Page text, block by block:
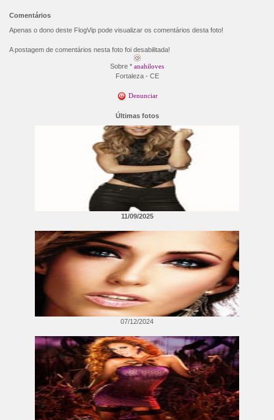
Comentários
Apenas o dono deste FlogVip pode visualizar os comentários desta foto!
A postagem de comentários nesta foto foi desabilitada!
Sobre * anahiloves
Fortaleza - CE
Denunciar
Últimas fotos
11/09/2025
07/12/2024